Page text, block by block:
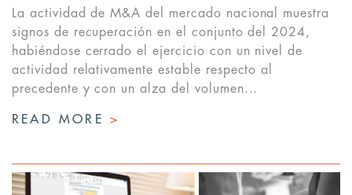
La actividad de M&A del mercado nacional muestra
signos de recuperación en el conjunto del 2024,
habiéndose cerrado el ejercicio con un nivel de
actividad relativamente estable respecto al
precedente y con un alza del volumen...
READ MORE >